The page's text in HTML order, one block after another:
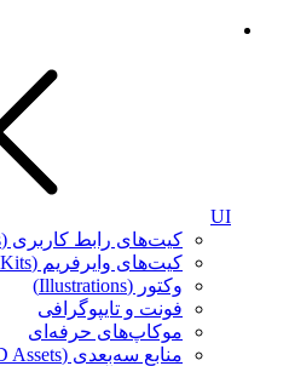
UI
کیت‌های رابط کاربری (UI Kits)
کیت‌های وایرفریم (Wireframe Kits)
وکتور (Illustrations)
فونت‌ و تایپوگرافی
موکاپ‌های حرفه‌ای
منابع سه‌بعدی (3D Assets)